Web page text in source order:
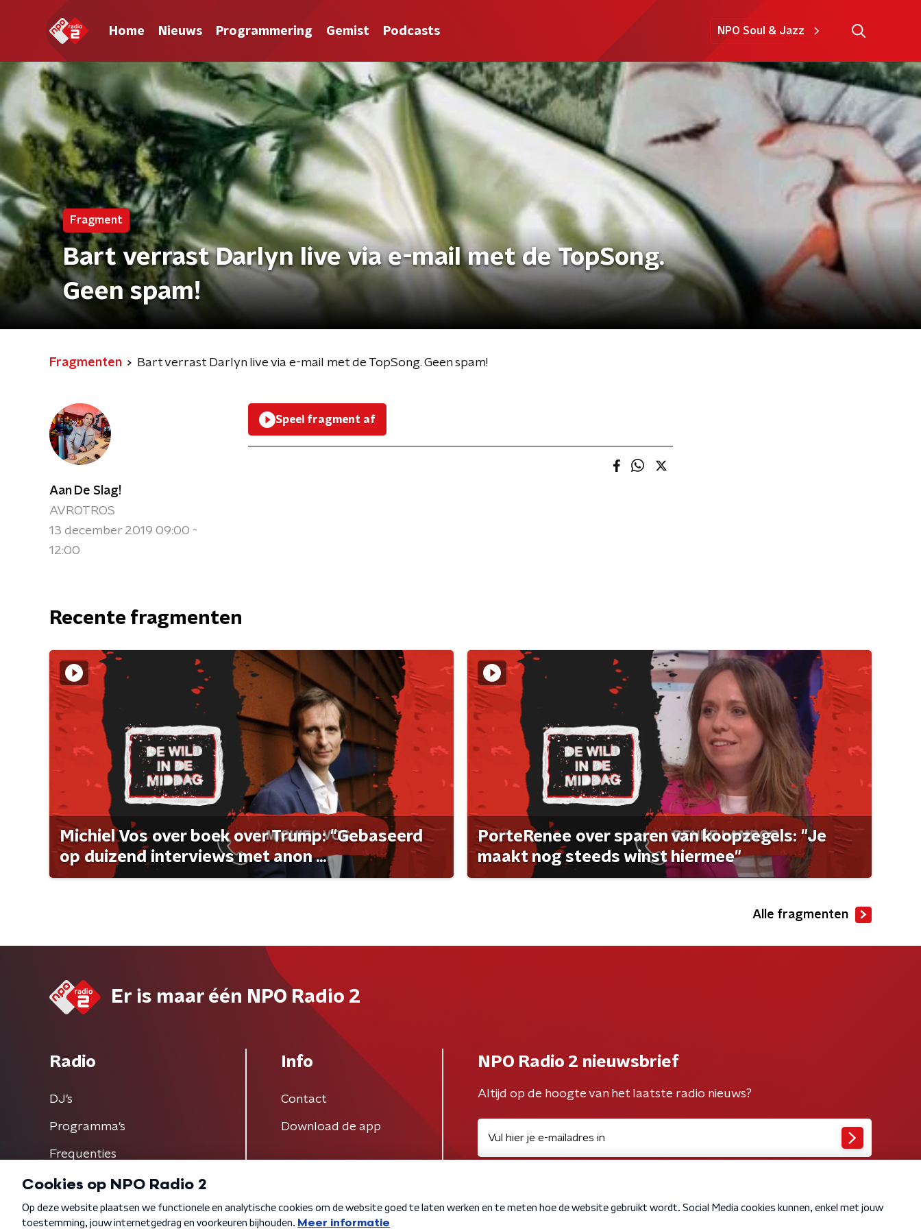
Home Nieuws Programmering Gemist Podcasts NPO Soul & Jazz
Fragment
Bart verrast Darlyn live via e-mail met de TopSong.
Geen spam!
Fragmenten Bart verrast Darlyn live via e-mail met de TopSong. Geen spam!
Aan De Slag!
AVROTROS
13 december 2019 09:00 -
12:00
Speel fragment af
Recente fragmenten
Michiel Vos over boek over Trump: "Gebaseerd
op duizend interviews met anon ...
PorteRenee over sparen van koopzegels: "Je
maakt nog steeds winst hiermee"
Alle fragmenten
Er is maar één NPO Radio 2
Radio
DJ’s
Programma's
Frequenties
Info
Contact
Download de app
NPO Radio 2 nieuwsbrief
Altijd op de hoogte van het laatste radio nieuws?